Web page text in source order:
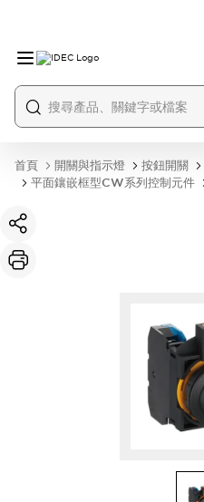
首頁 開關與指示燈 按鈕開關
平面鑲嵌框型CW系列控制元件